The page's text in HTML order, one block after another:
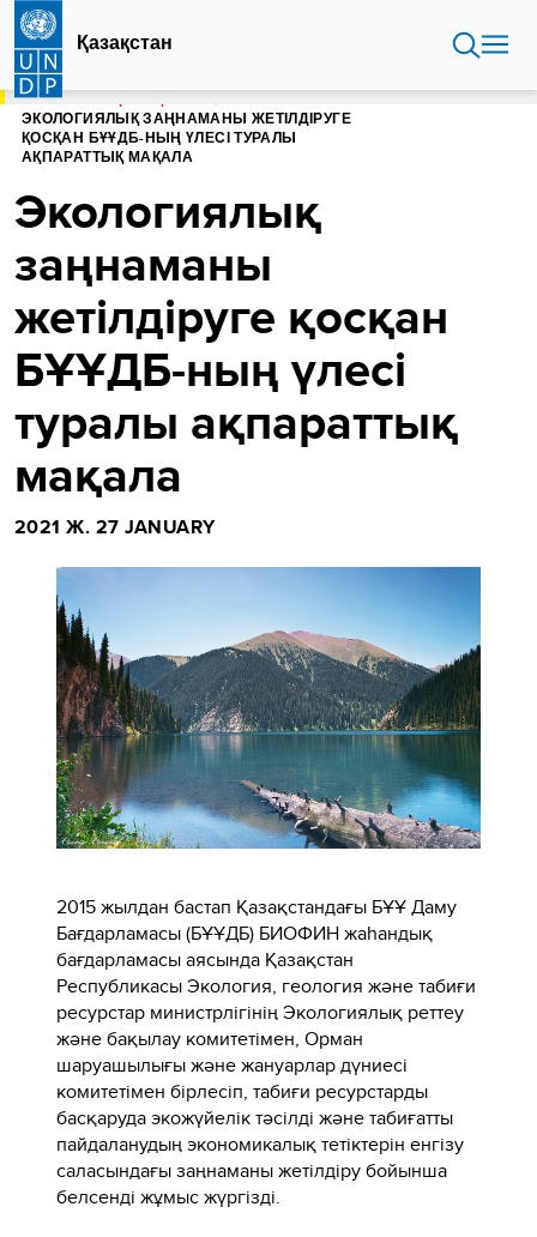
Skip
main
content
Қазақстан
БАСТЫ БЕТ
ЭКОЛОГИЯЛЫҚ ЗАҢНАМАНЫ ЖЕТІЛДІРУГЕ
ҚОСҚАН БҰҰДБ-НЫҢ ҮЛЕСІ ТУРАЛЫ
АҚПАРАТТЫҚ МАҚАЛА
Экологиялық
заңнаманы
жетілдіруге қосқан
БҰҰДБ-ның үлесі
туралы ақпараттық
мақала
2021 Ж. 27 JANUARY
2015 жылдан бастап Қазақстандағы БҰҰ Даму
Бағдарламасы (БҰҰДБ) БИОФИН жаһандық
бағдарламасы аясында Қазақстан
Республикасы Экология, геология және табиғи
ресурстар министрлігінің Экологиялық реттеу
және бақылау комитетімен, Орман
шаруашылығы және жануарлар дүниесі
комитетімен бірлесіп, табиғи ресурстарды
басқаруда экожүйелік тәсілді және табиғатты
пайдаланудың экономикалық тетіктерін енгізу
саласындағы заңнаманы жетілдіру бойынша
белсенді жұмыс жүргізді.